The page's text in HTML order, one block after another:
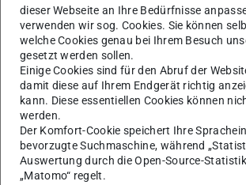
AMPEDEK 2.0
Laufzeit: 01.01.2025 – 31.12.2027
Zuwendungsgeber: BGE
CatchNet/VOLUME
Laufzeit: 15.05.2024 – 14.05.2027
Zuwendungsgeber: BGE
THC-Prognos: Hydrochemische
dieser Webseite an Ihre Bedürfnisse
verwenden wir sog. Cookies. Sie können
welche Cookies genau bei Ihrem Besuch
gesetzt werden sollen.
Einige Cookies sind für den Abruf der
damit diese auf Ihrem Endgerät richtig
kann. Diese essentiellen Cookies können
werden.
Der Komfort-Cookie speichert Ihre
bevorzugte Suchmaschine, während
Auswertung durch die Open-Source-
„Matomo“ regelt.